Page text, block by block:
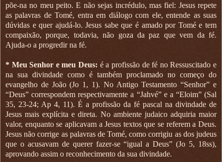
põe-na no meu peito. E não sejas incrédulo, mas fiel: Jesus repete
as palavras de Tomé, entra em diálogo com ele, entende as suas
dúvidas e quer ajudá-lo. Jesus sabe que é amado por Tomé e tem
compaixão, porque, todavia, não goza da paz que vem da fé.
Ajuda-o a progredir na fé.
* Meu Senhor e meu Deus: é a profissão de fé no Ressuscitado e
na sua divindade como é também proclamado no começo do
evangelho de João (Jo 1, 1). No Antigo Testamento “Senhor” e
“Deus” correspondem respectivamente a “Jahvé” e a “Eloim” (Sal
35, 23-24; Ap 4, 11). É a profissão da fé pascal na divindade de
Jesus mais explícita e direta. No ambiente judaico adquiria maior
valor, enquanto se aplicavam a Jesus textos que se referem a Deus.
Jesus não corrige as palavras de Tomé, como corrigiu as dos judeus
que o acusavam de querer fazer-se “igual a Deus” (Jo 5, 18ss),
aprovando assim o reconhecimento da sua divindade.